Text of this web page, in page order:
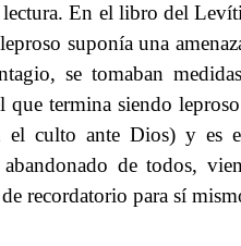
En el libro del
suponía una
se tomaban
que termina siendo
culto ante Dios) y es
de todos,
recordatorio para sí